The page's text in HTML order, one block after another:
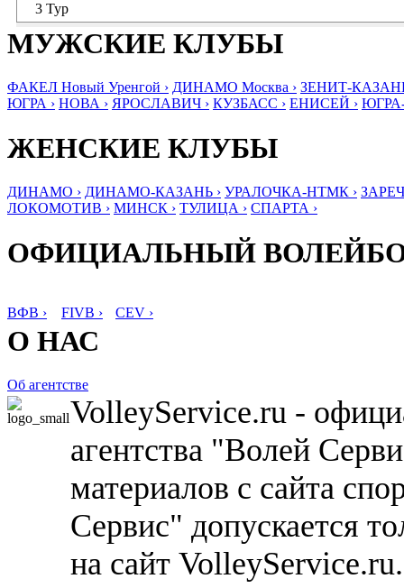
3 Тур
МУЖСКИЕ КЛУБЫ
ФАКЕЛ Новый Уренгой › ДИНАМО Москва › ЗЕНИТ-
ЮГРА › НОВА › ЯРОСЛАВИЧ › КУЗБАСС › ЕНИСЕЙ ›
ЖЕНСКИЕ КЛУБЫ
ДИНАМО › ДИНАМО-КАЗАНЬ › УРАЛОЧКА-НТМК ›
ЛОКОМОТИВ › МИНСК › ТУЛИЦА › СПАРТА ›
ОФИЦИАЛЬНЫЙ
ВФВ › FIVB › CEV ›
О НАС
Об агентстве
VolleyService.ru -
агентства "Волей
материалов с сайта
Сервис" допускается
на сайт